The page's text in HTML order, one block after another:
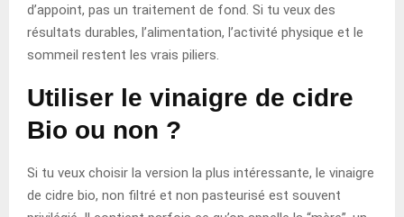
d’appoint, pas un traitement de fond. Si tu veux des
résultats durables, l’alimentation, l’activité physique et le
sommeil restent les vrais piliers.
Utiliser le vinaigre de cidre
Bio ou non ?
Si tu veux choisir la version la plus intéressante, le vinaigre
de cidre bio, non filtré et non pasteurisé est souvent